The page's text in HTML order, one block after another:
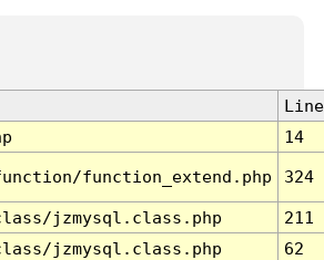
Line
14
function_extend.php 324
jzmysql.class.php
211
jzmysql.class.php
62